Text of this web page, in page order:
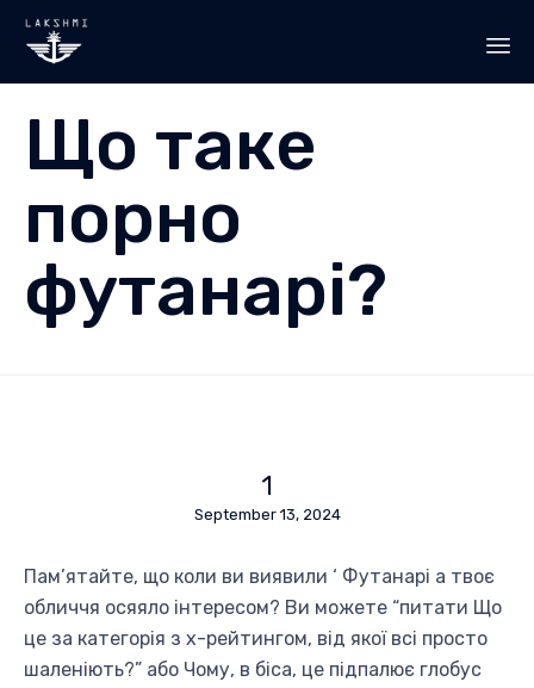
Що таке
порно
футанарі?
1
September 13, 2024
Пам’ятайте, що коли ви виявили ‘ Футанарі а твоє
обличчя осяяло інтересом? Ви можете “питати Що
це за категорія з х-рейтингом, від якої всі просто
шаленіють?” або Чому, в біса, це підпалює глобус